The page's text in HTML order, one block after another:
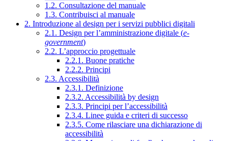
1.2. Consultazione del manuale
1.3. Contribuisci al manuale
2. Introduzione al design per i servizi pubblici digitali
2.1. Design per l’amministrazione digitale (e-
government)
2.2. L’approccio progettuale
2.2.1. Buone pratiche
2.2.2. Principi
2.3. Accessibilità
2.3.1. Definizione
2.3.2. Accessibilità by design
2.3.3. Principi per l’accessibilità
2.3.4. Linee guida e criteri di successo
2.3.5. Come rilasciare una dichiarazione di
accessibilità